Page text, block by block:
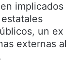
implicados
un ex
externas al